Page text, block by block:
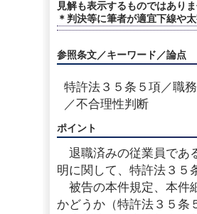
見解も表示するものではありま
＊判決等に筆者が適宜下線や
参照条文／キーワード／論点
特許法３５条５項／職
／不合理性判断
ポイント
退職済みの従業員であ
明に関して、特許法３５
被告の本件規定、本件
かどうか（特許法３５条